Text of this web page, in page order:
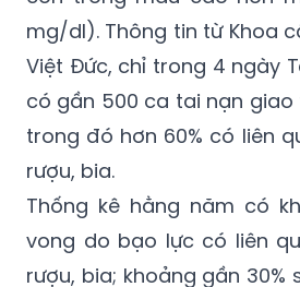
mg/dl), 63,4% người lái
cồn trong máu cao hơn
mg/dl). Thông tin từ Khoa
Việt Đức, chỉ trong 4 ngày
có gần 500 ca tai nạn giao
trong đó hơn 60% có liên
rượu, bia.
Thống kê hằng năm có